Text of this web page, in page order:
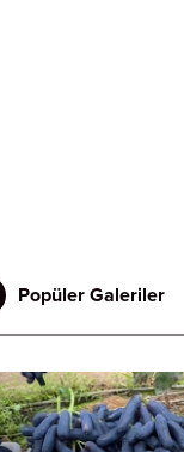
Popüler Galeriler